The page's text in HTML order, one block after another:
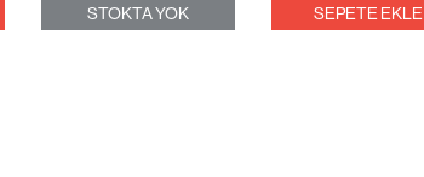
STOKTA YOK
SEPETE EKLE